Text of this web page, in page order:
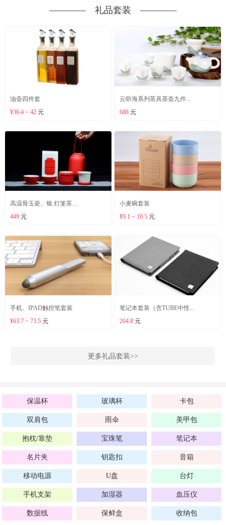
―――― 礼品套装 ――――
油壶四件套
¥36.4 ~ 42元
云听海系列茶具茶壶九件...
688 元
高温骨玉瓷、银 灯笼茶....
449元
小麦碗套装
¥9.1 ~ 10.5 元
手机、IPAD触控笔套装
¥63.7 ~ 73.5元
笔记本套装（含TUBE中性...
204.8 元
更多礼品套装>>
保温杯 玻璃杯 卡包
双肩包 雨伞 美甲包
抱枕/靠垫 宝珠笔 笔记本
名片夹 钥匙扣 音箱
移动电源 U盘 台灯
手机支架 加湿器 血压仪
数据线 保鲜盒 收纳包